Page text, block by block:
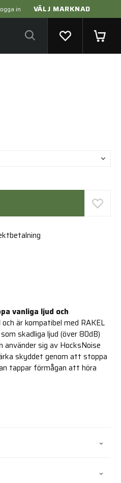
in VÄLJ MARKNAD
vanliga ljud och
är kompatibel med RAKEL
skadliga ljud (över 80dB)
sig av HocksNoise
skyddet genom att stoppa
tappar förmågan att höra